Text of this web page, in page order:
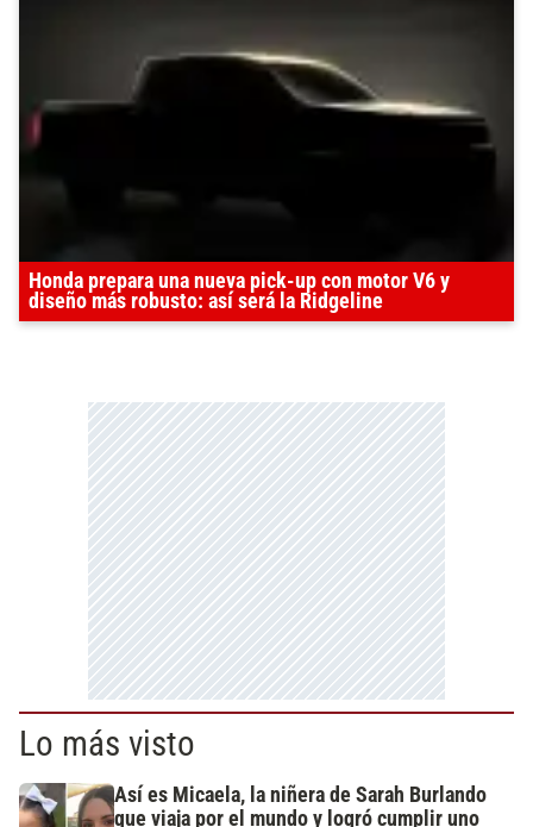
Honda prepara una nueva pick-up con motor V6 y
diseño más robusto: así será la Ridgeline
Lo más visto
Así es Micaela, la niñera de Sarah Burlando
que viaja por el mundo y logró cumplir uno